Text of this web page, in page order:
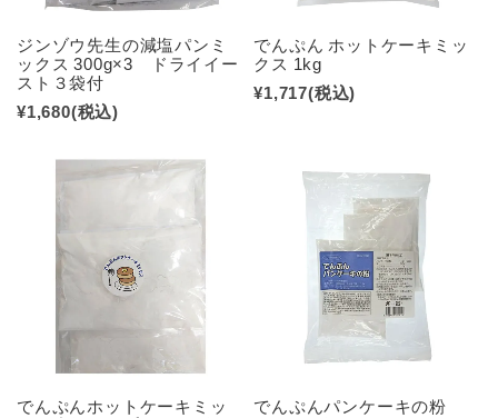
ジンゾウ先生の減塩パンミ
ックス 300g×3 ドライイー
スト３袋付
¥1,680(税込)
でんぷん ホットケーキミッ
クス 1kg
¥1,717(税込)
でんぷんホットケーキミッ でんぷんパンケーキの粉